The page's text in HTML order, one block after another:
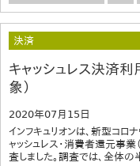
決済
キャッシュレス決済
象）
2020年07月15日
インフキュリオンは、新型コ
ャッシュレス・消費者還元事業
査しました。調査では、全体